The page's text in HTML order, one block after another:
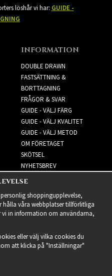
löshår vi har: GUIDE -
INFORMATION
DOUBLE DRAWN
FASTSÄTTNING &
BORTTAGNING
FRÅGOR & SVAR
GUIDE - VÄLJ FÄRG
GUIDE - VÄLJ KVALITET
GUIDE - VÄLJ METOD
OM FÖRETAGET
SKÖTSEL
NYHETSBREV
shoppingupplevelse,
hålla våra webbplatser tillförlitliga
vi in information om användarna,
eller välj vilka cookies du
att klicka på "Inställningar"